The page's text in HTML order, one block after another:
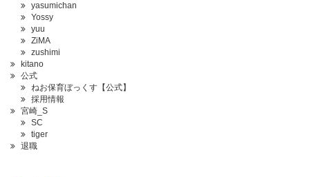
yasumichan
Yossy
yuu
ZiMA
zushimi
kitano
公式
ねお保育ぼっくす【公式】
採用情報
宮崎_S
SC
tiger
退職